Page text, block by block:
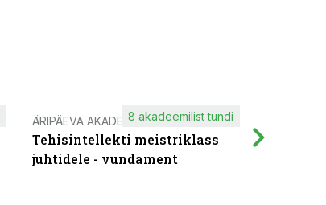
ÄRIPÄEVA AKADEEMIA
Tehisintellekti meistriklass
juhtidele - vundament
8 akadeemilist tundi